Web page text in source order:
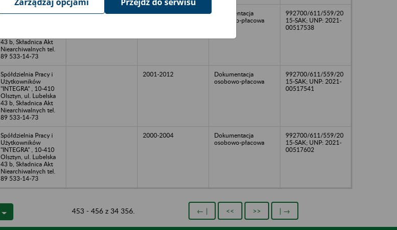
Spółdzielnia Pracy i
43 b, Składnica Akt
Niearchiwalnych tel.
89 533-14-73
2011-2013
Dokumentacja
osobowo-płacowa
992700/611/559/20
15-SAK; UNP: 2021-
00517538
Spółdzielnia Pracy i
Użytkowników
"INTEGRA" , 10-410
Olsztyn, ul. Lubelska
43 b, Składnica Akt
Niearchiwalnych tel.
89 533-14-73
2001-2012
Dokumentacja
osobowo-płacowa
992700/611/559/20
15-SAK; UNP: 2021-
00517541
Spółdzielnia Pracy i
Użytkowników
"INTEGRA" , 10-410
Olsztyn, ul. Lubelska
43 b, Składnica Akt
Niearchiwalnych tel.
89 533-14-73
2000-2004
Dokumentacja
osobowo-płacowa
992700/611/559/20
15-SAK; UNP: 2021-
00517602
453 - 456 z 34 356. ← | << >> | →